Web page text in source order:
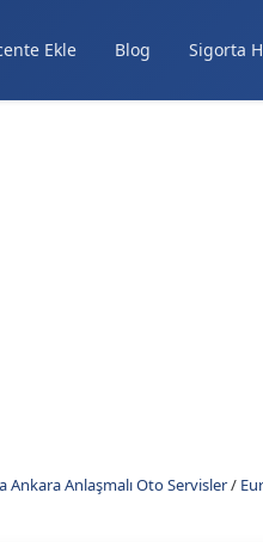
Ekle Blog Sigorta
Ankara Anlaşmalı Oto Servisler/